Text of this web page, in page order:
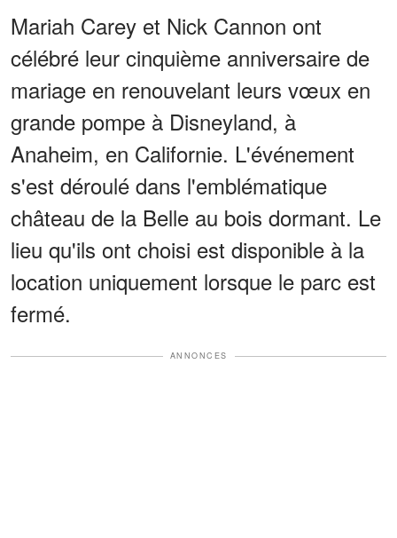
Mariah Carey et Nick Cannon ont
célébré leur cinquième anniversaire de
mariage en renouvelant leurs vœux en
grande pompe à Disneyland, à
Anaheim, en Californie. L'événement
s'est déroulé dans l'emblématique
château de la Belle au bois dormant. Le
lieu qu'ils ont choisi est disponible à la
location uniquement lorsque le parc est
fermé.
ANNONCES